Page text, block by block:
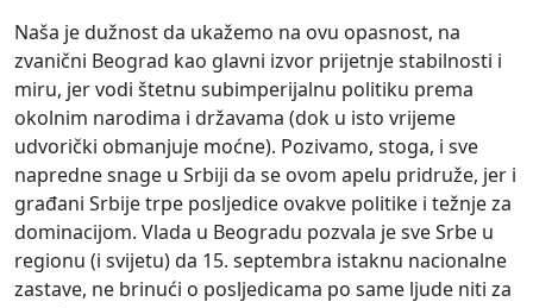
Naša je dužnost da ukažemo na ovu opasnost, na
zvanični Beograd kao glavni izvor prijetnje stabilnosti i
miru, jer vodi štetnu subimperijalnu politiku prema
okolnim narodima i državama (dok u isto vrijeme
udvorički obmanjuje moćne). Pozivamo, stoga, i sve
napredne snage u Srbiji da se ovom apelu pridruže, jer i
građani Srbije trpe posljedice ovakve politike i težnje za
dominacijom. Vlada u Beogradu pozvala je sve Srbe u
regionu (i svijetu) da 15. septembra istaknu nacionalne
zastave, ne brinući o posljedicama po same ljude niti za